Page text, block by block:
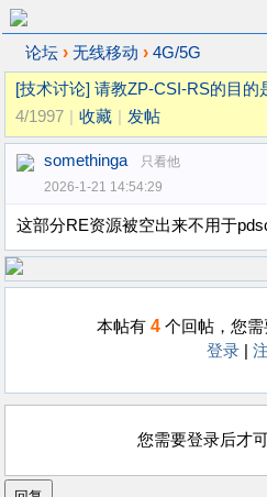
论坛 › 无线移动 › 4G/5G
[技术讨论] 请教ZP-CSI-RS的目的
4/1997
收藏 发帖
somethinga
只看他
2026-1-21 14:54:29
这部分RE资源被空出来不用于
本帖有 4 个回帖，您
登录
您需要登录后才